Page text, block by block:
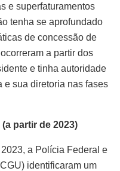
e superfaturamentos
tenha se aprofundado
de concessão de
a partir dos
e tinha autoridade
e sua diretoria nas fases
partir de 2023)
a Polícia Federal e
identificaram um